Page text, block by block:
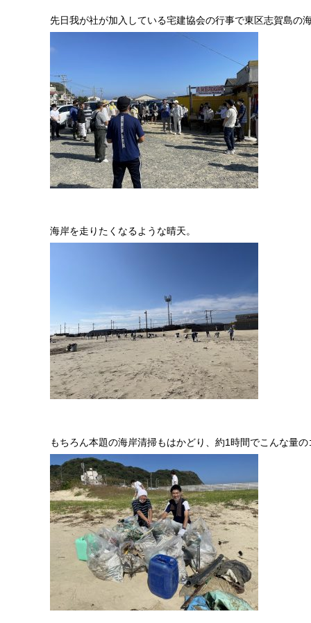
先日我が社が加入している宅建協会の行事で東区志賀島の
海岸を走りたくなるような晴天。
もちろん本題の海岸清掃もはかどり、約1時間でこんな量の